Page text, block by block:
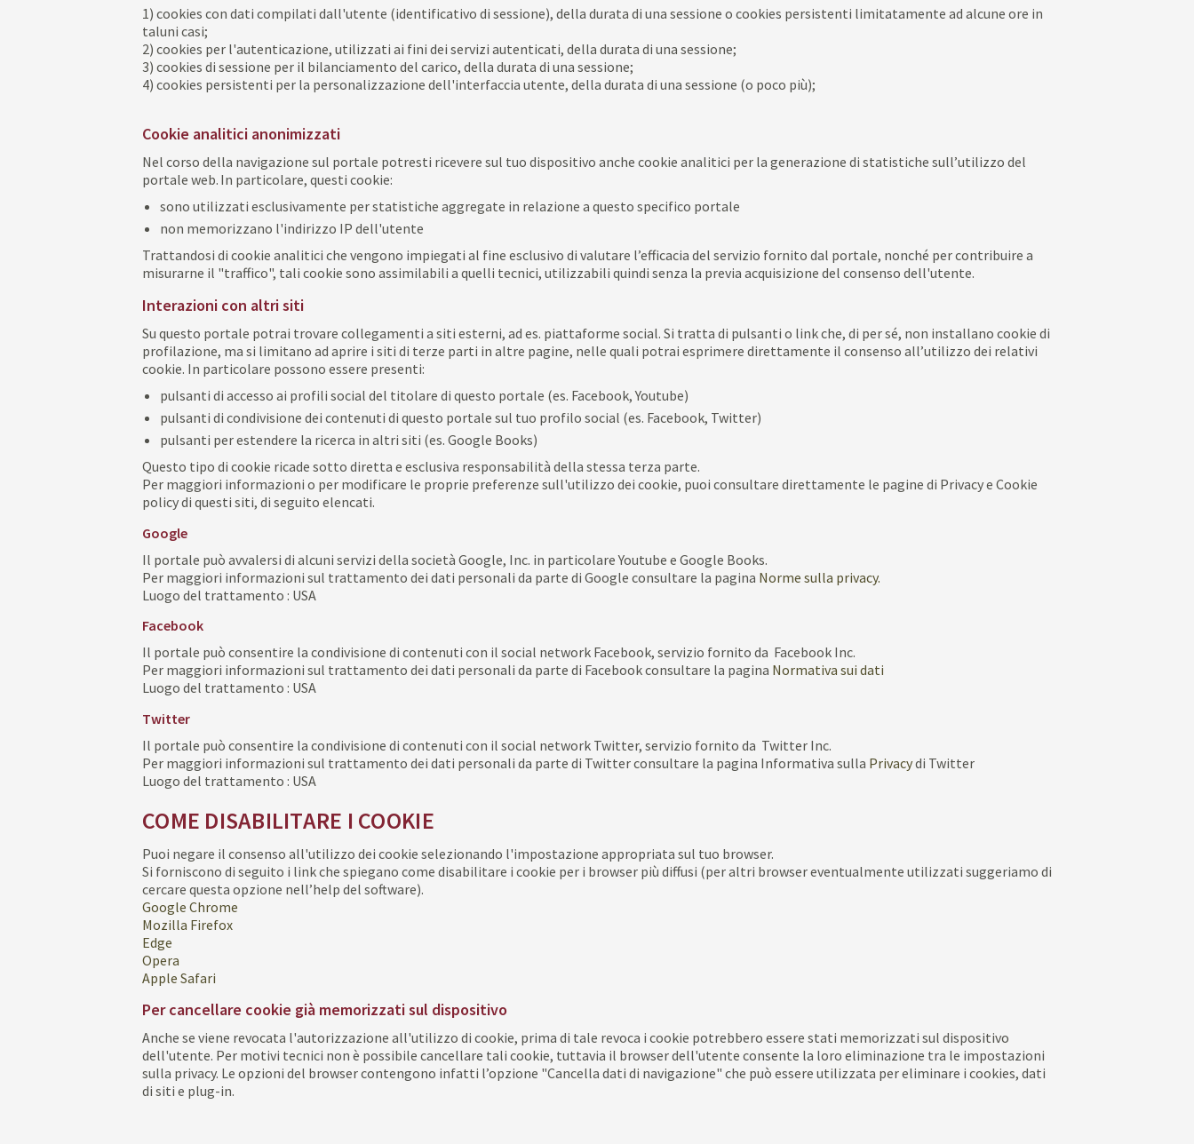
1) cookies con dati compilati dall'utente (identificativo di sessione), della durata di una sessione o cookies persistenti limitatamente ad alcune ore in
taluni casi;
2) cookies per l'autenticazione, utilizzati ai fini dei servizi autenticati, della durata di una sessione;
3) cookies di sessione per il bilanciamento del carico, della durata di una sessione;
4) cookies persistenti per la personalizzazione dell'interfaccia utente, della durata di una sessione (o poco più);
Cookie analitici anonimizzati
Nel corso della navigazione sul portale potresti ricevere sul tuo dispositivo anche cookie analitici per la generazione di statistiche sull’utilizzo del
portale web. In particolare, questi cookie:
sono utilizzati esclusivamente per statistiche aggregate in relazione a questo specifico portale
non memorizzano l'indirizzo IP dell'utente
Trattandosi di cookie analitici che vengono impiegati al fine esclusivo di valutare l’efficacia del servizio fornito dal portale, nonché per contribuire a
misurarne il "traffico", tali cookie sono assimilabili a quelli tecnici, utilizzabili quindi senza la previa acquisizione del consenso dell'utente.
Interazioni con altri siti
Su questo portale potrai trovare collegamenti a siti esterni, ad es. piattaforme social. Si tratta di pulsanti o link che, di per sé, non installano cookie di
profilazione, ma si limitano ad aprire i siti di terze parti in altre pagine, nelle quali potrai esprimere direttamente il consenso all’utilizzo dei relativi
cookie. In particolare possono essere presenti:
pulsanti di accesso ai profili social del titolare di questo portale (es. Facebook, Youtube)
pulsanti di condivisione dei contenuti di questo portale sul tuo profilo social (es. Facebook, Twitter)
pulsanti per estendere la ricerca in altri siti (es. Google Books)
Questo tipo di cookie ricade sotto diretta e esclusiva responsabilità della stessa terza parte.
Per maggiori informazioni o per modificare le proprie preferenze sull'utilizzo dei cookie, puoi consultare direttamente le pagine di Privacy e Cookie
policy di questi siti, di seguito elencati.
Google
Il portale può avvalersi di alcuni servizi della società Google, Inc. in particolare Youtube e Google Books.
Per maggiori informazioni sul trattamento dei dati personali da parte di Google consultare la pagina Norme sulla privacy.
Luogo del trattamento : USA
Facebook
Il portale può consentire la condivisione di contenuti con il social network Facebook, servizio fornito da Facebook Inc.
Per maggiori informazioni sul trattamento dei dati personali da parte di Facebook consultare la pagina Normativa sui dati
Luogo del trattamento : USA
Twitter
Il portale può consentire la condivisione di contenuti con il social network Twitter, servizio fornito da Twitter Inc.
Per maggiori informazioni sul trattamento dei dati personali da parte di Twitter consultare la pagina Informativa sulla Privacydi Twitter
Luogo del trattamento : USA
COME DISABILITARE I COOKIE
Puoi negare il consenso all'utilizzo dei cookie selezionando l'impostazione appropriata sul tuo browser.
Si forniscono di seguito i link che spiegano come disabilitare i cookie per i browser più diffusi (per altri browser eventualmente utilizzati suggeriamo di
cercare questa opzione nell’help del software).
Google Chrome
Mozilla Firefox
Edge
Opera
Apple Safari
Per cancellare cookie già memorizzati sul dispositivo
Anche se viene revocata l'autorizzazione all'utilizzo di cookie, prima di tale revoca i cookie potrebbero essere stati memorizzati sul dispositivo
dell'utente. Per motivi tecnici non è possibile cancellare tali cookie, tuttavia il browser dell'utente consente la loro eliminazione tra le impostazioni
sulla privacy. Le opzioni del browser contengono infatti l’opzione "Cancella dati di navigazione" che può essere utilizzata per eliminare i cookies, dati
di siti e plug-in.